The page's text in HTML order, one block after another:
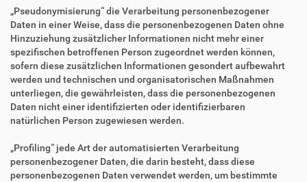
„Pseudonymisierung“ die Verarbeitung personenbezogener
Daten in einer Weise, dass die personenbezogenen Daten ohne
Hinzuziehung zusätzlicher Informationen nicht mehr einer
spezifischen betroffenen Person zugeordnet werden können,
sofern diese zusätzlichen Informationen gesondert aufbewahrt
werden und technischen und organisatorischen Maßnahmen
unterliegen, die gewährleisten, dass die personenbezogenen
Daten nicht einer identifizierten oder identifizierbaren
natürlichen Person zugewiesen werden.
„Profiling“ jede Art der automatisierten Verarbeitung
personenbezogener Daten, die darin besteht, dass diese
personenbezogenen Daten verwendet werden, um bestimmte